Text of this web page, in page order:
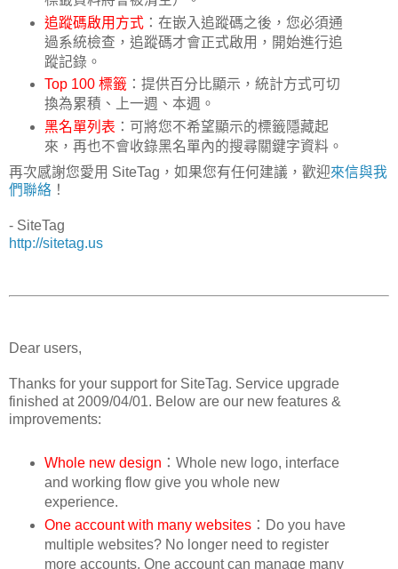
追蹤碼啟用方式：在嵌入追蹤碼之後，您必須通
過系統檢查，追蹤碼才會正式啟用，開始進行追
蹤記錄。
Top 100 標籤 ：提供百分比顯示，統計方式可切
換為累積、上一週、本週。
黑名單列表 ：可將您不希望顯示的標籤隱藏起
來，再也不會收錄黑名單內的搜尋關鍵字資料。
再次感謝您愛用 SiteTag，如果您有任何建議，歡迎來信與我
們聯絡 ！
- SiteTag
http://sitetag.us
Dear users,
Thanks for your support for SiteTag. Service upgrade
finished at 2009/04/01. Below are our new features &
improvements:
Whole new design ：Whole new logo, interface
and working flow give you whole new
experience.
One account with many websites：Do you have
multiple websites? No longer need to register
more accounts. One account can manage many